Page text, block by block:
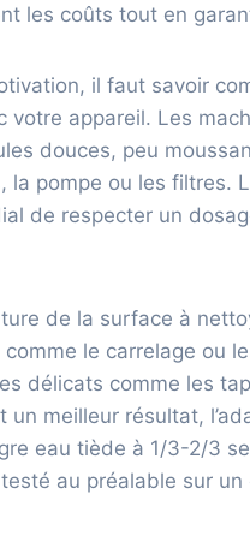
les coûts tout en
il faut savoir
votre appareil. Les
douces, peu
pompe ou les filtres.
de respecter un
de la surface à
le carrelage ou
délicats comme les
un meilleur résultat,
eau tiède à 1/3-2/3
au préalable sur un